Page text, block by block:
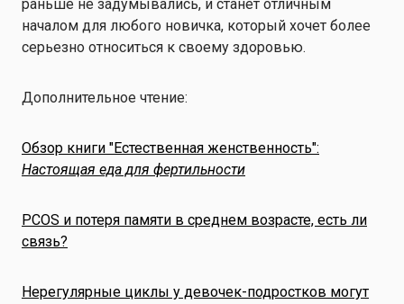
раньше не задумывались, и станет отличным
началом для любого новичка, который хочет более
серьезно относиться к своему здоровью.
Дополнительное чтение:
Обзор книги "Естественная женственность":
Настоящая еда для фертильности
PCOS и потеря памяти в среднем возрасте, есть ли
связь?
Нерегулярные циклы у девочек-подростков могут